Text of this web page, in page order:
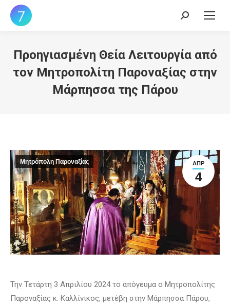
Search:
Προηγιασμένη Θεία Λειτουργία από
τον Μητροπολίτη Παροναξίας στην
Μάρπησσα της Πάρου
ΑΠΡ
4
Μητρόπολη Παροναξίας
Την Τετάρτη 3 Απριλίου 2024 το απόγευμα ο Μητροπολίτης
Παροναξίας κ. Καλλίνικος, μετέβη στην Μάρπησσα Πάρου,